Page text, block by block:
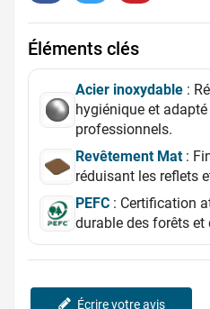
Éléments clés
Acier inoxydable :
hygiénique et
professionnels.
Revêtement Mat:
réduisant les reflets
PEFC : Certification
durable des forêts et
Écrire votre avis